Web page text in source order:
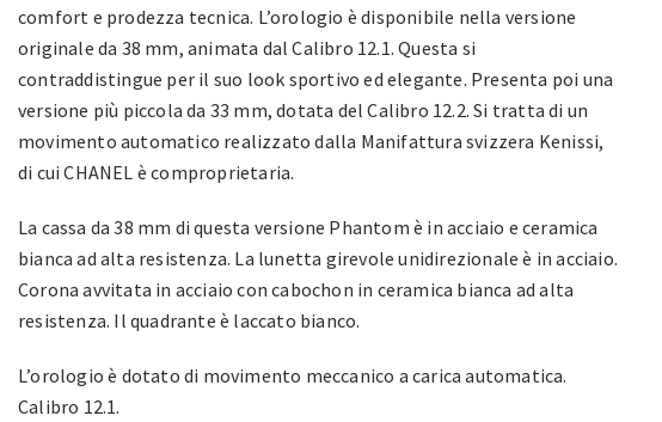
comfort e prodezza tecnica. L’orologio è disponibile nella versione
originale da 38 mm, animata dal Calibro 12.1. Questa si
contraddistingue per il suo look sportivo ed elegante. Presenta poi una
versione più piccola da 33 mm, dotata del Calibro 12.2. Si tratta di un
movimento automatico realizzato dalla Manifattura svizzera Kenissi,
di cui CHANEL è comproprietaria.
La cassa da 38 mm di questa versione Phantom è in acciaio e ceramica
bianca ad alta resistenza. La lunetta girevole unidirezionale è in acciaio.
Corona avvitata in acciaio con cabochon in ceramica bianca ad alta
resistenza. Il quadrante è laccato bianco.
L’orologio è dotato di movimento meccanico a carica automatica.
Calibro 12.1.